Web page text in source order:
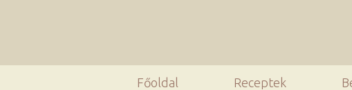
Főoldal Receptek